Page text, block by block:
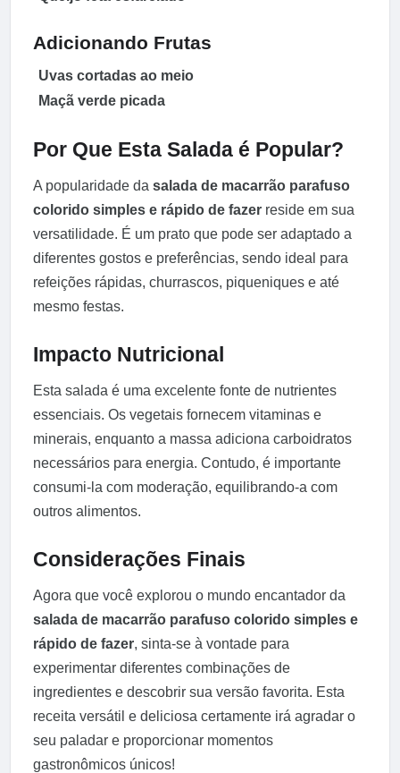
Adicionando Frutas
Uvas cortadas ao meio
Maçã verde picada
Por Que Esta Salada é Popular?
A popularidade da salada de macarrão parafuso
colorido simples e rápido de fazerreside em sua
versatilidade. É um prato que pode ser adaptado a
diferentes gostos e preferências, sendo ideal para
refeições rápidas, churrascos, piqueniques e até
mesmo festas.
Impacto Nutricional
Esta salada é uma excelente fonte de nutrientes
essenciais. Os vegetais fornecem vitaminas e
minerais, enquanto a massa adiciona carboidratos
necessários para energia. Contudo, é importante
consumi-la com moderação, equilibrando-a com
outros alimentos.
Considerações Finais
Agora que você explorou o mundo encantador da
salada de macarrão parafuso colorido simples e
rápido de fazer, sinta-se à vontade para
experimentar diferentes combinações de
ingredientes e descobrir sua versão favorita. Esta
receita versátil e deliciosa certamente irá agradar o
seu paladar e proporcionar momentos
gastronômicos únicos!